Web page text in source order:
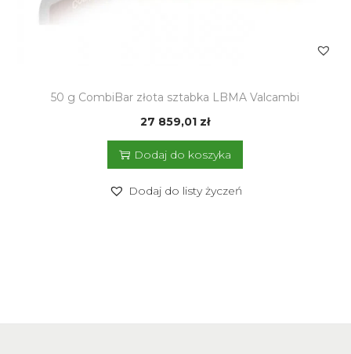
50 g CombiBar złota sztabka LBMA Valcambi
27 859,01 zł
Dodaj do koszyka
Dodaj do listy życzeń